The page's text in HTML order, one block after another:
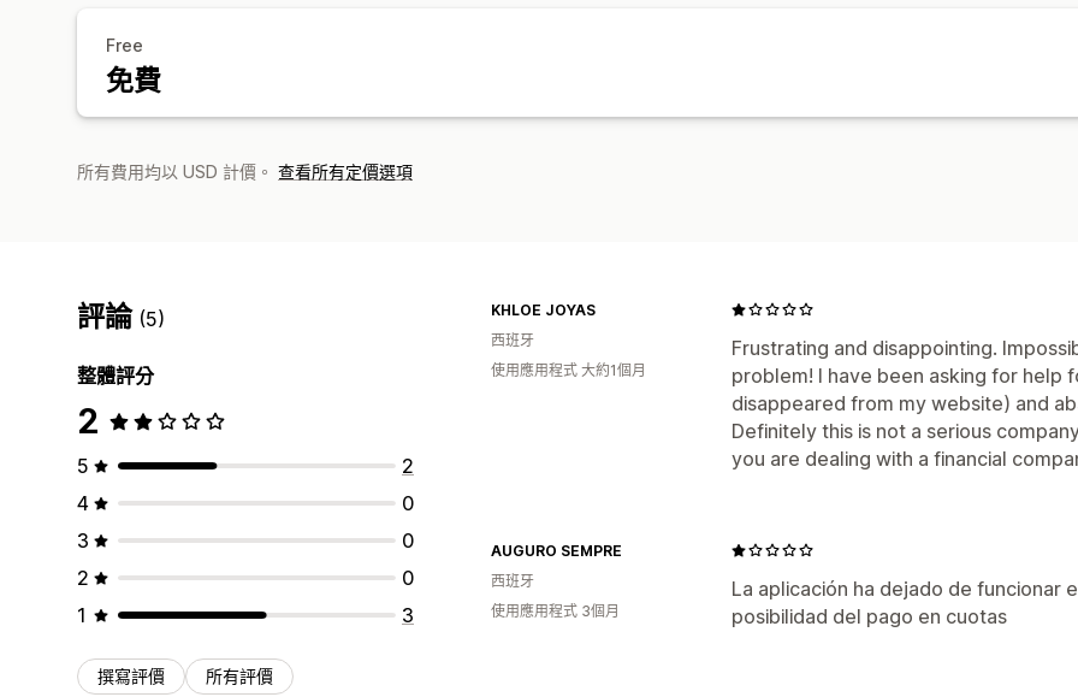
Free
免費
所有費用均以 USD 計價。 查看所有定價選項
評論 (5)
整體評分
2
5
2
4
0
3
0
2
0
1
3
撰寫評價 所有評價
Frustrating and disappointing.
problem! I have been asking for help
disappeared from my website) and
Definitely this is not a serious
you are dealing with a financial
KHLOE JOYAS
西班牙
使用應用程式 大約1個月
La aplicación ha dejado de funcionar
posibilidad del pago en cuotas
AUGURO SEMPRE
西班牙
使用應用程式 3個月